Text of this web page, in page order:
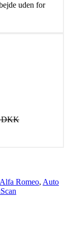
uden for
DKK
Alfa Romeo, Auto